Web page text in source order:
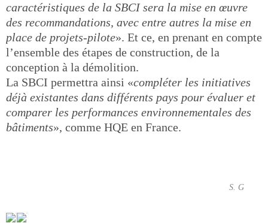
caractéristiques de la SBCI sera la mise en œuvre
des recommandations, avec entre autres la mise en
place de projets-pilote». Et ce, en prenant en compte
l’ensemble des étapes de construction, de la
conception à la démolition.
La SBCI permettra ainsi «compléter les initiatives
déjà existantes dans différents pays pour évaluer et
comparer les performances environnementales des
bâtiments», comme HQE en France.
S. G